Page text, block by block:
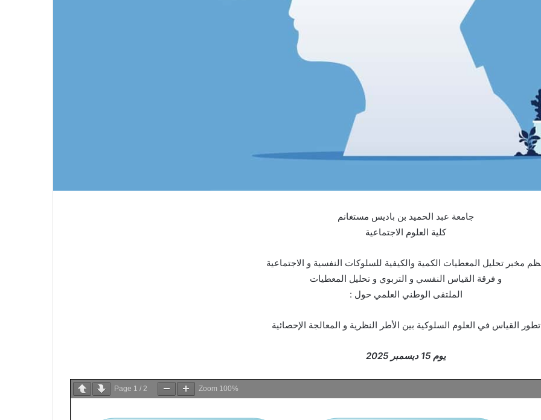
جامعة عبد الحميد بن باديس مستغانم
كلية العلوم الاجتماعية
مخبر تحليل المعطيات الكمية والكيفية للسلوكات النفسية و الاجتماعية
و فرقة القياس النفسي و التربوي و تحليل المعطيات
الملتقى الوطني العلمي حول :
تطور القياس في العلوم السلوكية بين الأطر النظرية و المعالجة الإحصائية
يوم 15 ديسمبر 2025
Page 1 / 2 Zoom 100%